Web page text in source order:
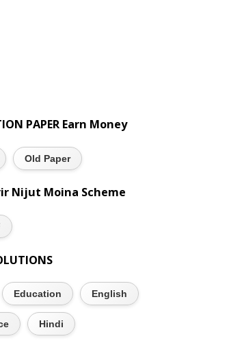
PAPER Earn Money
Old Paper
Nijut Moina Scheme
Education English
Hindi